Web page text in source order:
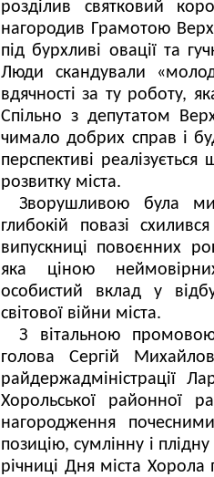
розділив святковий
нагородив Грамотою
під бурхливі овації та
Люди скандували
вдячності за ту роботу,
Спільно з депутатом
чимало добрих справ і
перспективі
розвитку міста.
Зворушливою була
глибокій повазі
випускниці повоєнних
яка ціною
особистий вклад у
світової війни міста.
З вітальною
голова Сергій
райдержадміністрації
Хорольської районної
нагородження
позицію, сумлінну і
річниці Дня міста Хорола